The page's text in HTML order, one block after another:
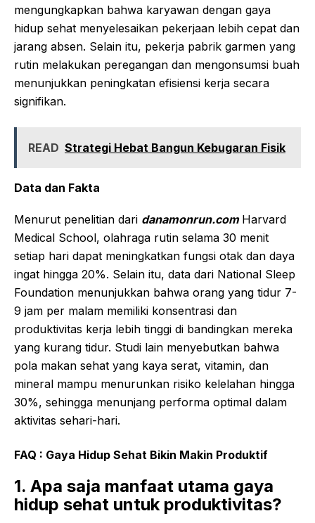
mengungkapkan bahwa karyawan dengan gaya
hidup sehat menyelesaikan pekerjaan lebih cepat dan
jarang absen. Selain itu, pekerja pabrik garmen yang
rutin melakukan peregangan dan mengonsumsi buah
menunjukkan peningkatan efisiensi kerja secara
signifikan.
READ Strategi Hebat Bangun Kebugaran Fisik
Data dan Fakta
Menurut penelitian dari danamonrun.com Harvard
Medical School, olahraga rutin selama 30 menit
setiap hari dapat meningkatkan fungsi otak dan daya
ingat hingga 20%. Selain itu, data dari National Sleep
Foundation menunjukkan bahwa orang yang tidur 7-
9 jam per malam memiliki konsentrasi dan
produktivitas kerja lebih tinggi di bandingkan mereka
yang kurang tidur. Studi lain menyebutkan bahwa
pola makan sehat yang kaya serat, vitamin, dan
mineral mampu menurunkan risiko kelelahan hingga
30%, sehingga menunjang performa optimal dalam
aktivitas sehari-hari.
FAQ : Gaya Hidup Sehat Bikin Makin Produktif
1. Apa saja manfaat utama gaya
hidup sehat untuk produktivitas?